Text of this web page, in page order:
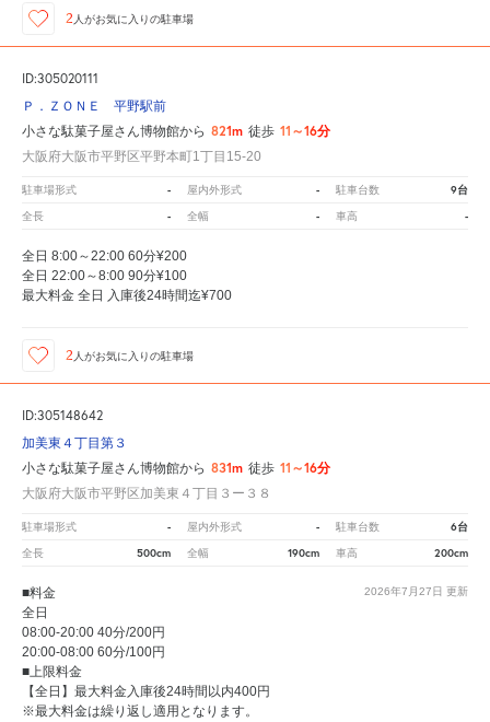
2 人がお気に入りの駐車場
ID:305020111
Ｐ．ＺＯＮＥ 平野駅前
小さな駄菓子屋さん博物館から 821m 徒歩 11～16分
大阪府大阪市平野区平野本町1丁目15-20
駐車場形式 - 屋内外形式 - 駐車台数 9台
全長 - 全幅 - 車高 -
全日 8:00～22:00 60分¥200
全日 22:00～8:00 90分¥100
最大料金 全日 入庫後24時間迄¥700
2 人がお気に入りの駐車場
ID:305148642
加美東４丁目第３
小さな駄菓子屋さん博物館から 831m 徒歩 11～16分
大阪府大阪市平野区加美東４丁目３ー３８
駐車場形式 - 屋内外形式 - 駐車台数 6台
全長 500cm 全幅 190cm 車高 200cm
2026年7月27日 更新
■料金
全日
08:00-20:00 40分/200円
20:00-08:00 60分/100円
■上限料金
【全日】最大料金入庫後24時間以内400円
※最大料金は繰り返し適用となります。